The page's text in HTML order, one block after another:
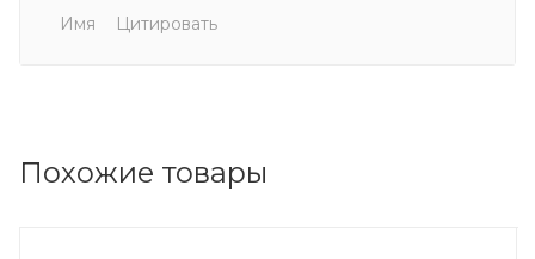
Имя
Цитировать
Похожие товары